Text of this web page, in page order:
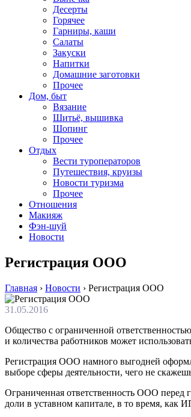
Десерты
Горячее
Гарниры, каши
Салаты
Закуски
Напитки
Домашние заготовки
Прочее
Дом, быт
Вязание
Шитьё, вышивка
Шопинг
Прочее
Отдых
Вести туроператоров
Путешествия, круизы
Новости туризма
Прочее
Отношения
Макияж
Фэн-шуй
Новости
Регистрация ООО
Главная › Новости › Регистрация ООО
31.05.2016
Общество с ограниченной
и количества работников может
Регистрация ООО намного выгодней
выборе сферы деятельности, чего не
Ограниченная ответственность ООО перед
доли в уставном капитале, в то время, как